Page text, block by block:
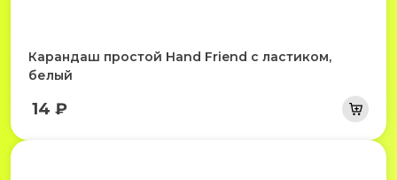
Карандаш простой Hand Friend с ластиком,
белый
14 ₽